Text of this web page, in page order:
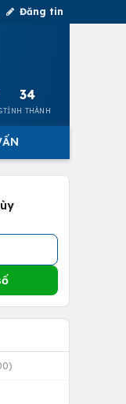
Đăng tin
34
TỈNH THÀNH